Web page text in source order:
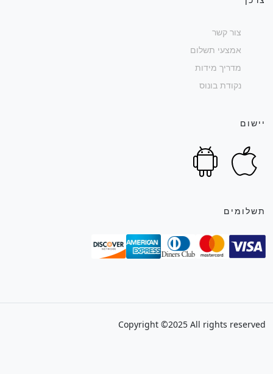
צור קשר
אמצעי תשלום
מדריך מידות
נקודת בונוס
יישום
תשלומים
Copyright ©2025 All rights reserved